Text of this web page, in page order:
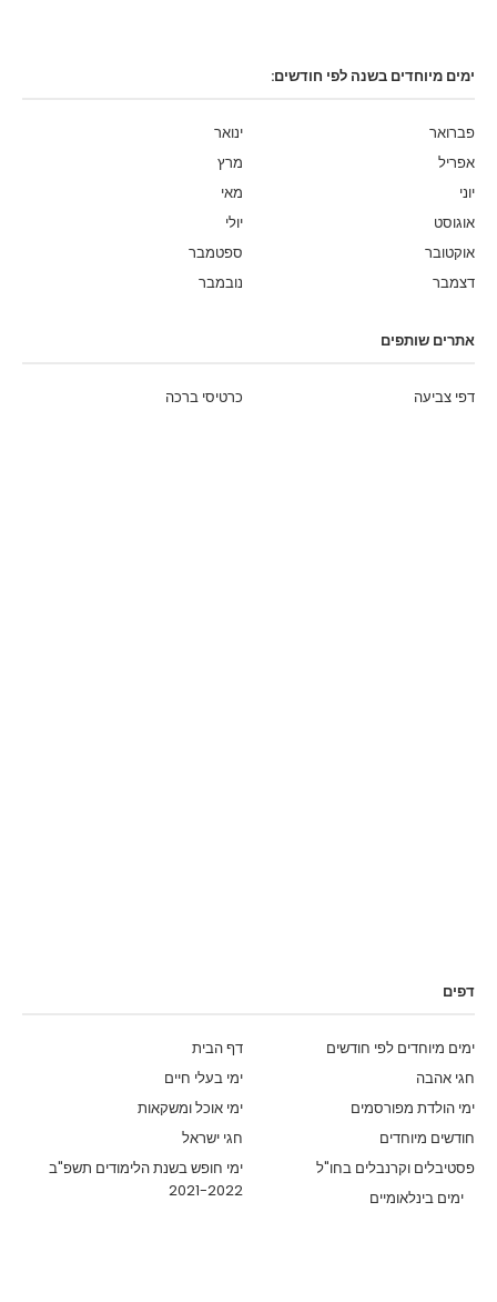
ימים מיוחדים בשנה לפי חודשים:
ינואר
פברואר
מרץ
אפריל
מאי
יוני
יולי
אוגוסט
ספטמבר
אוקטובר
נובמבר
דצמבר
אתרים שותפים
כרטיסי ברכה דפי צביעה
דפים
דף הבית
ימים מיוחדים לפי חודשים
ימי בעלי חיים
חגי אהבה
ימי אוכל ומשקאות
ימי הולדת מפורסמים
חגי ישראל
חודשים מיוחדים
ימי חופש בשנת הלימודים תשפ"ב
2021-2022
פסטיבלים וקרנבלים בחו"ל
ימים בינלאומיים